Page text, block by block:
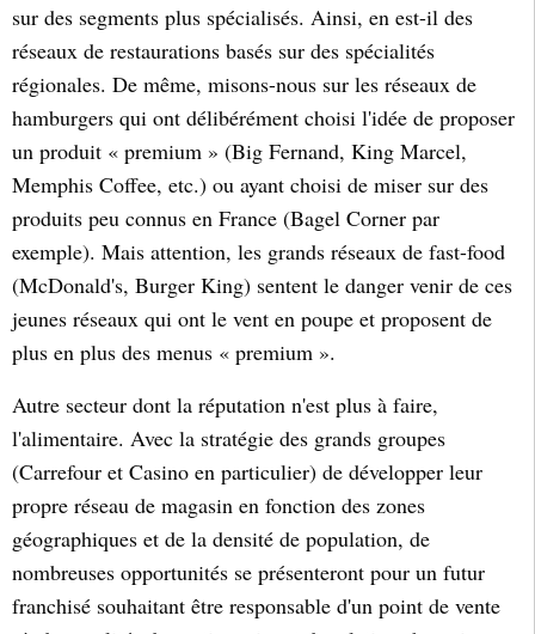
sur des segments plus spécialisés. Ainsi, en est-il des
réseaux de restaurations basés sur des spécialités
régionales. De même, misons-nous sur les réseaux de
hamburgers qui ont délibérément choisi l'idée de proposer
un produit « premium » (Big Fernand, King Marcel,
Memphis Coffee, etc.) ou ayant choisi de miser sur des
produits peu connus en France (Bagel Corner par
exemple). Mais attention, les grands réseaux de fast-food
(McDonald's, Burger King) sentent le danger venir de ces
jeunes réseaux qui ont le vent en poupe et proposent de
plus en plus des menus « premium ».
Autre secteur dont la réputation n'est plus à faire,
l'alimentaire. Avec la stratégie des grands groupes
(Carrefour et Casino en particulier) de développer leur
propre réseau de magasin en fonction des zones
géographiques et de la densité de population, de
nombreuses opportunités se présenteront pour un futur
franchisé souhaitant être responsable d'un point de vente